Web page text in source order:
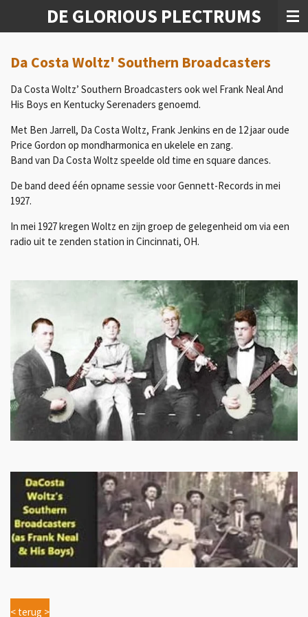
de
DE GLORIOUS PLECTRUMS
Da Costa Woltz' Southern Broadcasters
Da Costa Woltz’ Southern Broadcasters ook wel Frank Neal And
His Boys en Kentucky Serenaders genoemd.
Met Ben Jarrell, Da Costa Woltz, Frank Jenkins en de 12 jaar oude
Price Gordon op mondharmonica en ukelele en zang.
Band van Da Costa Woltz speelde old time en square dances.
De band deed één opname sessie voor Gennett-Records in mei
1927.
In mei 1927 kregen Woltz en zijn groep de gelegenheid om via een
radio uit te zenden station in Cincinnati, OH.
< terug >